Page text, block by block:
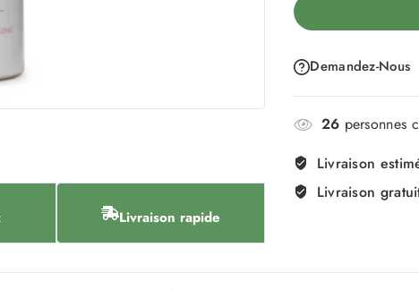
Livraison rapide
Demandez-Nous
26 personnes
Livraison
Livraison